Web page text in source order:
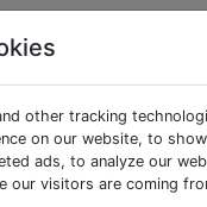
Entretien et
réparation
de
véhicules
automobiles
other tracking
on our website, to
ads, to analyze our
our visitors are coming